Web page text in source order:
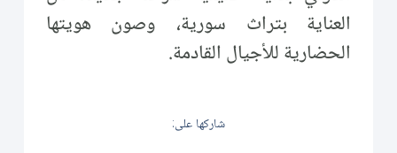
العناية بتراث سورية، وصون هويتها
الحضارية للأجيال القادمة.
شاركها على: